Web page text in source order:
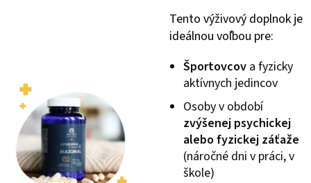
Tento výživový doplnok je
ideálnou voľbou pre:
Športovcov a fyzicky
aktívnych jedincov
Osoby v období
zvýšenej psychickej
alebo fyzickej záťaže
(náročné dni v práci, v
škole)